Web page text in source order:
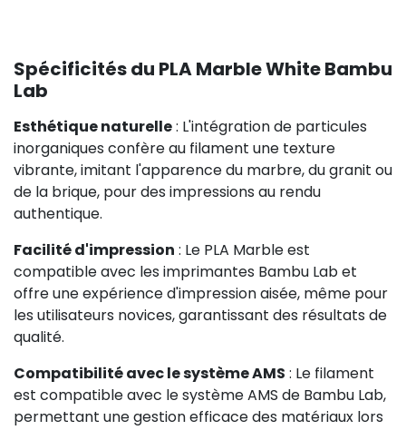
Spécificités du PLA Marble White Bambu
Lab
Esthétique naturelle: L'intégration de particules
inorganiques confère au filament une texture
vibrante, imitant l'apparence du marbre, du granit ou
de la brique, pour des impressions au rendu
authentique.
Facilité d'impression : Le PLA Marble est
compatible avec les imprimantes Bambu Lab et
offre une expérience d'impression aisée, même pour
les utilisateurs novices, garantissant des résultats de
qualité.
Compatibilité avec le système AMS : Le filament
est compatible avec le système AMS de Bambu Lab,
permettant une gestion efficace des matériaux lors